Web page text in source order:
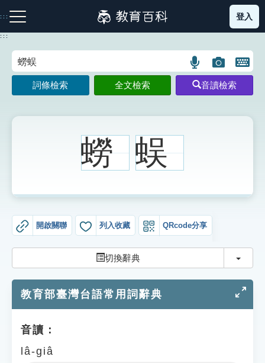
到
主
:::
注音索引圖示 筆畫索引圖示 部首索引表圖示
生字詞彙表
知識索引
登入
:::
語
言
搜
圖
片
搜
開
鍵
圖
詞條檢索 全文檢索 音讀檢索
蟧 蜈
開啟關聯 列入收藏 QRcode分享
切換辭典 切換
教育部臺灣台語常用詞辭典
音讀：
lâ-giâ